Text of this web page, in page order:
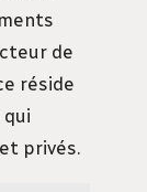
de
réside
privés.